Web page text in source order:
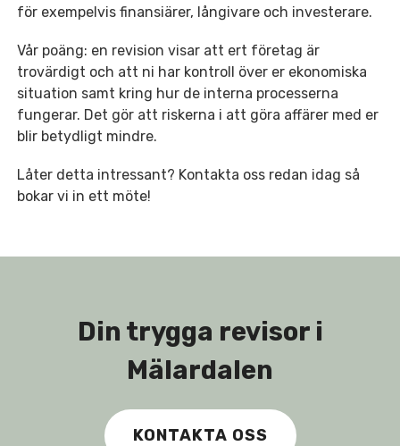
för exempelvis finansiärer, långivare och investerare.
Vår poäng: en revision visar att ert företag är
trovärdigt och att ni har kontroll över er ekonomiska
situation samt kring hur de interna processerna
fungerar. Det gör att riskerna i att göra affärer med er
blir betydligt mindre.
Låter detta intressant? Kontakta oss redan idag så
bokar vi in ett möte!
Din trygga revisor i
Mälardalen
KONTAKTA OSS